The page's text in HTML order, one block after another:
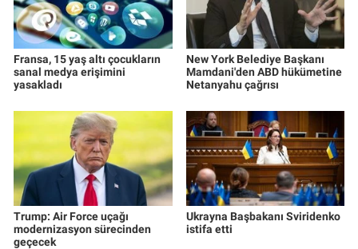
Fransa, 15 yaş altı çocukların
sanal medya erişimini
yasakladı
New York Belediye Başkanı
Mamdani'den ABD hükümetine
Netanyahu çağrısı
Trump: Air Force uçağı
modernizasyon sürecinden
geçecek
Ukrayna Başbakanı Sviridenko
istifa etti